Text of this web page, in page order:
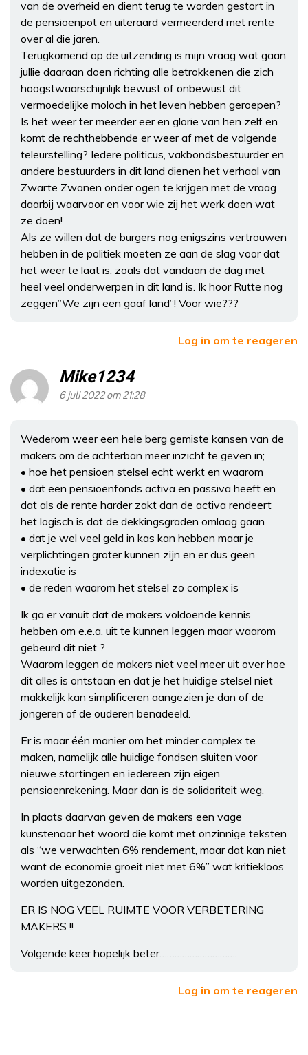
van de overheid en dient terug te worden gestort in
de pensioenpot en uiteraard vermeerderd met rente
over al die jaren.
Terugkomend op de uitzending is mijn vraag wat gaan
jullie daaraan doen richting alle betrokkenen die zich
hoogstwaarschijnlijk bewust of onbewust dit
vermoedelijke moloch in het leven hebben geroepen?
Is het weer ter meerder eer en glorie van hen zelf en
komt de rechthebbende er weer af met de volgende
teleurstelling? Iedere politicus, vakbondsbestuurder en
andere bestuurders in dit land dienen het verhaal van
Zwarte Zwanen onder ogen te krijgen met de vraag
daarbij waarvoor en voor wie zij het werk doen wat
ze doen!
Als ze willen dat de burgers nog enigszins vertrouwen
hebben in de politiek moeten ze aan de slag voor dat
het weer te laat is, zoals dat vandaan de dag met
heel veel onderwerpen in dit land is. Ik hoor Rutte nog
zeggen”We zijn een gaaf land”! Voor wie???
Log in om te reageren
Mike1234
6 juli 2022 om 21:28
Wederom weer een hele berg gemiste kansen van de
makers om de achterban meer inzicht te geven in;
• hoe het pensioen stelsel echt werkt en waarom
• dat een pensioenfonds activa en passiva heeft en
dat als de rente harder zakt dan de activa rendeert
het logisch is dat de dekkingsgraden omlaag gaan
• dat je wel veel geld in kas kan hebben maar je
verplichtingen groter kunnen zijn en er dus geen
indexatie is
• de reden waarom het stelsel zo complex is
Ik ga er vanuit dat de makers voldoende kennis
hebben om e.e.a. uit te kunnen leggen maar waarom
gebeurd dit niet ?
Waarom leggen de makers niet veel meer uit over hoe
dit alles is ontstaan en dat je het huidige stelsel niet
makkelijk kan simplificeren aangezien je dan of de
jongeren of de ouderen benadeeld.
Er is maar één manier om het minder complex te
maken, namelijk alle huidige fondsen sluiten voor
nieuwe stortingen en iedereen zijn eigen
pensioenrekening. Maar dan is de solidariteit weg.
In plaats daarvan geven de makers een vage
kunstenaar het woord die komt met onzinnige teksten
als “we verwachten 6% rendement, maar dat kan niet
want de economie groeit niet met 6%” wat kritiekloos
worden uitgezonden.
ER IS NOG VEEL RUIMTE VOOR VERBETERING
MAKERS !!
Volgende keer hopelijk beter………………………….
Log in om te reageren